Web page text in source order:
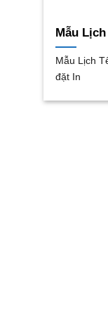
Mẫu
Mẫu Lịch
đặt In